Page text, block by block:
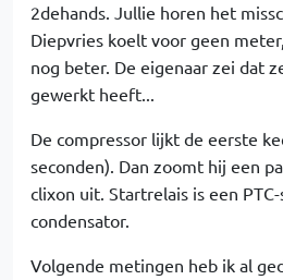
2dehands. Jullie horen het
Diepvries koelt voor geen
nog beter. De eigenaar zei dat
gewerkt heeft...
De compressor lijkt de eerste
seconden). Dan zoomt hij een
clixon uit. Startrelais is een
condensator.
Volgende metingen heb ik al